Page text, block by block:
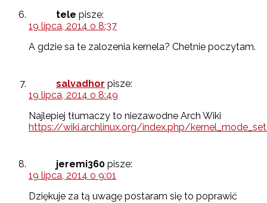
tele pisze:
19 lipca, 2014 o 8:37
A gdzie sa te zalozenia kernela? Chetnie poczytam.
salvadhor pisze:
19 lipca, 2014 o 8:49
Najlepiej tłumaczy to niezawodne Arch Wiki
https://wiki.archlinux.org/index.php/
jeremi360 pisze:
19 lipca, 2014 o 9:01
Dziękuje za tą uwagę postaram się to poprawić